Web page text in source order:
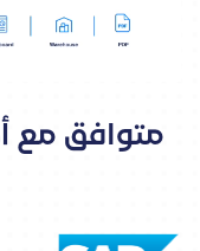
متوافق مع